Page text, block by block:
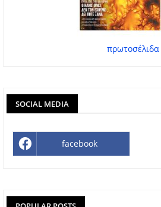
πρωτοσέλιδα
SOCIAL MEDIA
facebook